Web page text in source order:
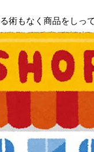
術もなく商品をしっ